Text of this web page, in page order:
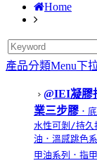
Home
產品分類Menu下
@IEI凝膠
業三步膠 ．
水性可剝/持久
油 ．溫感跳色
甲油系列 ．指